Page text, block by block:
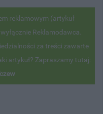
reklamowym (artykuł
Reklamodawca.
za treści zawarte
artykuł? Zapraszamy tutaj: